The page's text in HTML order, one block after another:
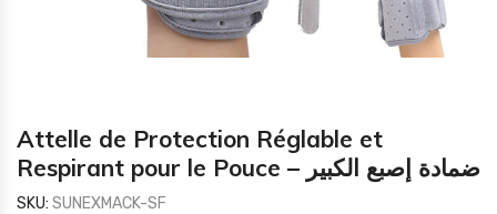
Attelle de Protection Réglable et
Respirant pour le Pouce – ضمادة إصبع الكبير
SKU: SUNEXMACK-SF